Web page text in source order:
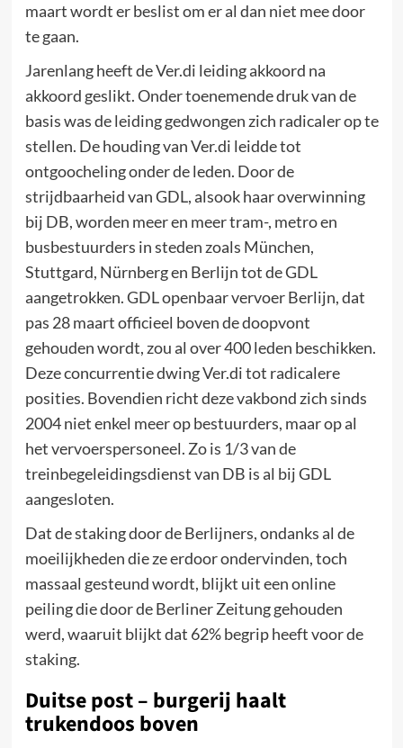
maart wordt er beslist om er al dan niet mee door
te gaan.
Jarenlang heeft de Ver.di leiding akkoord na
akkoord geslikt. Onder toenemende druk van de
basis was de leiding gedwongen zich radicaler op te
stellen. De houding van Ver.di leidde tot
ontgoocheling onder de leden. Door de
strijdbaarheid van GDL, alsook haar overwinning
bij DB, worden meer en meer tram-, metro en
busbestuurders in steden zoals München,
Stuttgard, Nürnberg en Berlijn tot de GDL
aangetrokken. GDL openbaar vervoer Berlijn, dat
pas 28 maart officieel boven de doopvont
gehouden wordt, zou al over 400 leden beschikken.
Deze concurrentie dwing Ver.di tot radicalere
posities. Bovendien richt deze vakbond zich sinds
2004 niet enkel meer op bestuurders, maar op al
het vervoerspersoneel. Zo is 1/3 van de
treinbegeleidingsdienst van DB is al bij GDL
aangesloten.
Dat de staking door de Berlijners, ondanks al de
moeilijkheden die ze erdoor ondervinden, toch
massaal gesteund wordt, blijkt uit een online
peiling die door de Berliner Zeitung gehouden
werd, waaruit blijkt dat 62% begrip heeft voor de
staking.
Duitse post – burgerij haalt
trukendoos boven